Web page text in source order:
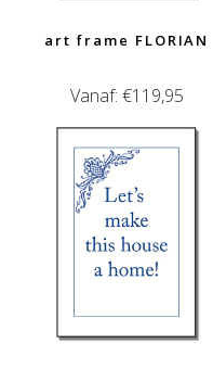
art frame FLORIAN
Vanaf: €119,95